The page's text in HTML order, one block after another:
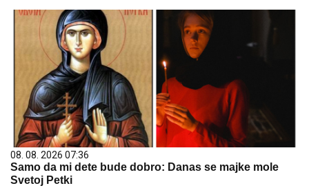
08. 08. 2026 07:36
Samo da mi dete bude dobro: Danas se majke mole
Svetoj Petki